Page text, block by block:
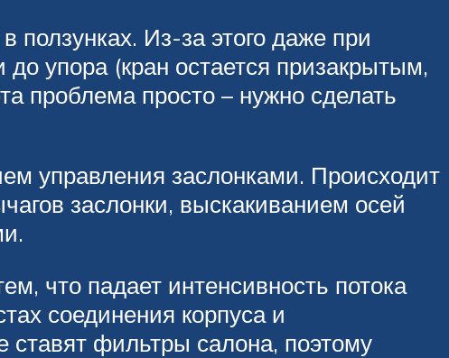
Из-за этого даже при
упора (кран остается призакрытым,
проблема просто – нужно сделать
управления заслонками. Происходит
заслонки, выскакиванием осей
что падает интенсивность потока
соединения корпуса и
ставят фильтры салона, поэтому